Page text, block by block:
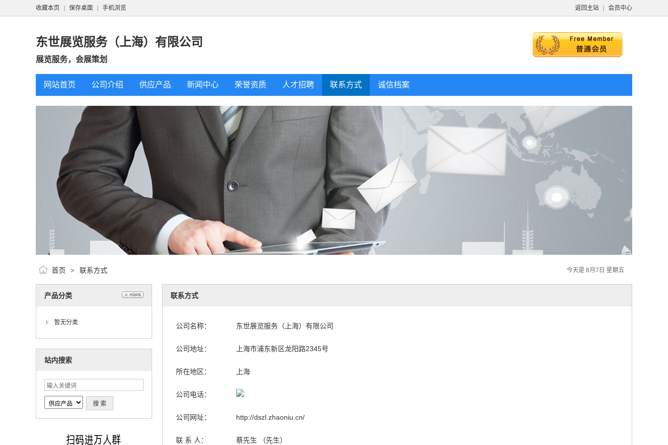
返回主站 会员中心
收藏本页 保存桌面 手机浏览
东世展览服务（上海）有限公司
展览服务，会展策划
网站首页 公司介绍 供应产品 新闻中心 荣誉资质 人才招聘 联系方式 诚信档案
今天是 8月7日 星期五
首页 > 联系方式
产品分类
暂无分类
站内搜索
联系方式
公司名称： 东世展览服务（上海）有限公司
公司地址： 上海市浦东新区龙阳路2345号
所在地区： 上海
公司电话：
公司网址： http://dszl.zhaoniu.cn/
联 系 人： 蔡先生 （先生）